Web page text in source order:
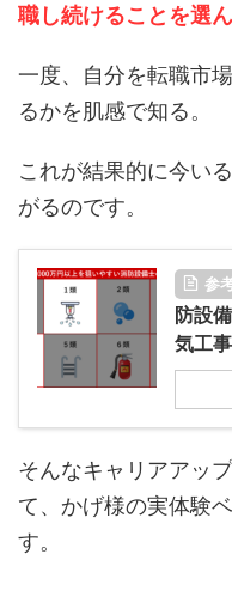
職し続けることを選
一度、自分を転職市
るかを肌感で知る。
これが結果的に今いる
がるのです。
参
防設
気工
そんなキャリアアッ
て、かげ様の実体験
す。